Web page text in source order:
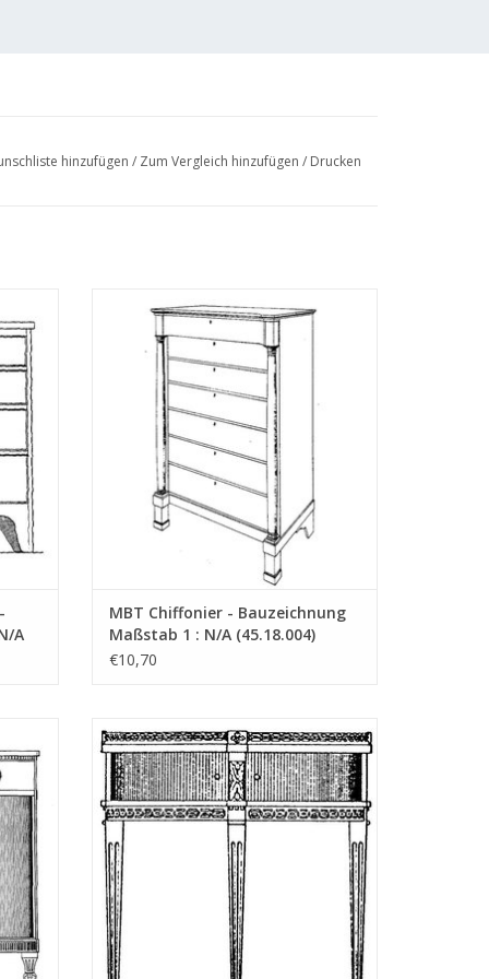
van
sehe
hinzufügen / Zum Vergleich hinzufügen / Drucken
A
N/A (45.18.004)
ZUM WARENKORB HINZUFÜGEN
MBT Chiffonier - Bauzeichnung
Maßstab 1 : N/A (45.18.004)
€10,70
MBT Louis XVI Halbmondkommode -
Bauzeichnung Maßstab 1 : N/A (45.18.009)
ZUM WARENKORB HINZUFÜGEN